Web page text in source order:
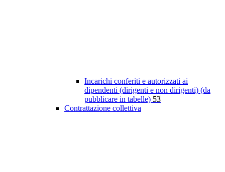
Incarichi conferiti e autorizzati ai
dipendenti (dirigenti e non dirigenti) (da
pubblicare in tabelle) 53
Contrattazione collettiva